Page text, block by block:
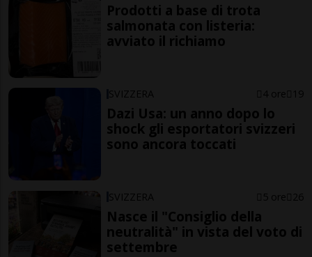
Prodotti a base di trota
salmonata con listeria:
avviato il richiamo
SVIZZERA 4 ore 19
Dazi Usa: un anno dopo lo
shock gli esportatori svizzeri
sono ancora toccati
SVIZZERA 5 ore 26
Nasce il "Consiglio della
neutralità" in vista del voto di
settembre